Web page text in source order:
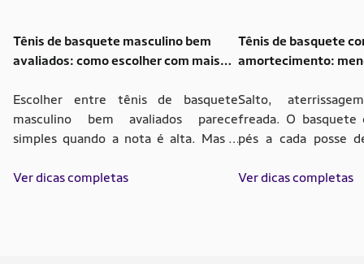
Tênis de basquete masculino bem
avaliados: como escolher com mais
Escolher entre tênis de basquete
masculino bem avaliados parece
simples quando a nota é alta. Mas o
quadra, o ritmo, saltos, cortes e aquele
Ver dicas completas
Tênis de basquete
amortecimento:
Salto,
freada. O basquete
pés a cada posse
basquete com
Ver dicas completas